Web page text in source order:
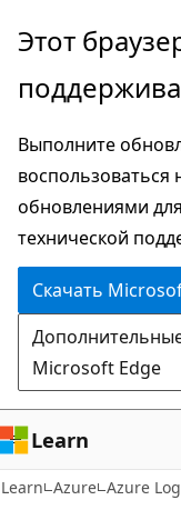
Пропустить
перейти
основному
содержимому
Этот
Выполните
обновлениями
технической
Скачать
Microsoft Edge
Learn
Learn Azure Azure